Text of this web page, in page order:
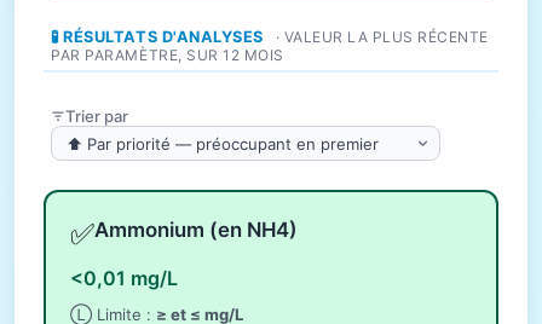
🧪 RÉSULTATS D'ANALYSES
· VALEUR LA PLUS RÉCENTE
PAR PARAMÈTRE, SUR 12 MOIS
Trier par
✅Ammonium (en NH4)
<0,01 mg/L
Ⓛ Limite : ≥ et ≤ mg/L